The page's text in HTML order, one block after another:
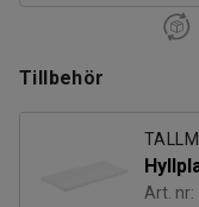
Tillbehör
Art. nr: